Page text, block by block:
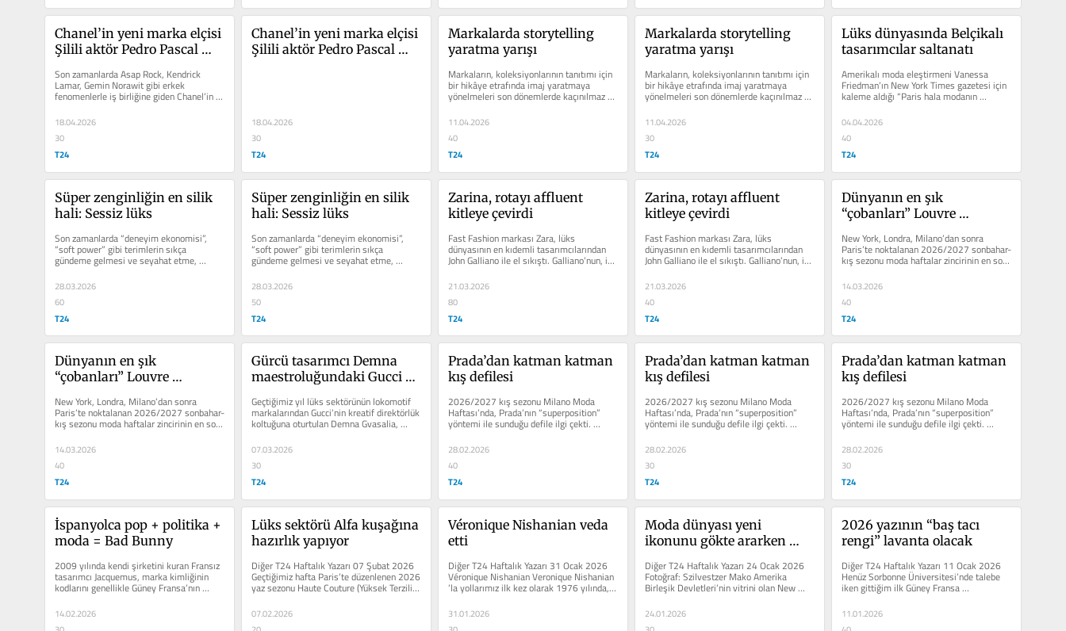
Chanel’in yeni marka elçisi
Şilili aktör Pedro Pascal
Son zamanlarda Asap Rock, Kendrick
Lamar, Gemin Norawit gibi erkek
fenomenlerle iş birliğine giden Chanel’in
son olarak Pedro Pascal’ı seçmesi...
18.04.2026
30
T24
Chanel’in yeni marka elçisi
Şilili aktör Pedro Pascal
18.04.2026
30
T24
Markalarda storytelling
yaratma yarışı
Markaların, koleksiyonlarının tanıtımı için
bir hikâye etrafında imaj yaratmaya
yönelmeleri son dönemlerde kaçınılmaz bir
strateji...
11.04.2026
40
T24
Markalarda storytelling
yaratma yarışı
Markaların, koleksiyonlarının tanıtımı için
bir hikâye etrafında imaj yaratmaya
yönelmeleri son dönemlerde kaçınılmaz bir
strateji...
11.04.2026
30
T24
Lüks dünyasında Belçikalı
tasarımcılar saltanatı
Amerikalı moda eleştirmeni Vanessa
Friedman’ın New York Times gazetesi için
kaleme aldığı “Paris hala modanın
başkenti mi?” başlıklı...
04.04.2026
40
T24
Süper zenginliğin en silik
hali: Sessiz lüks
Son zamanlarda “deneyim ekonomisi”,
“soft power” gibi terimlerin sıkça
gündeme gelmesi ve seyahat etme,
otelcilik gibi olguların da yön...
28.03.2026
60
T24
Süper zenginliğin en silik
hali: Sessiz lüks
Son zamanlarda “deneyim ekonomisi”,
“soft power” gibi terimlerin sıkça
gündeme gelmesi ve seyahat etme,
otelcilik gibi olguların da yön...
28.03.2026
50
T24
Zarina, rotayı affluent
kitleye çevirdi
Fast Fashion markası Zara, lüks
dünyasının en kıdemli tasarımcılarından
John Galliano ile el sıkıştı. Galliano’nun, iki
21.03.2026
80
T24
Zarina, rotayı affluent
kitleye çevirdi
Fast Fashion markası Zara, lüks
dünyasının en kıdemli tasarımcılarından
John Galliano ile el sıkıştı. Galliano’nun, iki
21.03.2026
40
T24
Dünyanın en şık
“çobanları” Louvre
New York, Londra, Milano’dan sonra
Paris’te noktalanan 2026/2027 sonbahar-
kış sezonu moda haftalar zincirinin en son
halkasında Louis Vuitton,...
14.03.2026
40
T24
Dünyanın en şık
“çobanları” Louvre
New York, Londra, Milano’dan sonra
Paris’te noktalanan 2026/2027 sonbahar-
kış sezonu moda haftalar zincirinin en son
halkasında Louis Vuitton,...
14.03.2026
40
T24
Gürcü tasarımcı Demna
maestroluğundaki Gucci
yüzünü güldürecek mi?
Geçtiğimiz yıl lüks sektörünün lokomotif
markalarından Gucci’nin kreatif direktörlük
koltuğuna oturtulan Demna Gvasalia,
Milano’da...
07.03.2026
30
T24
Prada’dan katman katman
kış defilesi
2026/2027 kış sezonu Milano Moda
Haftası’nda, Prada’nın “superposition”
yöntemi ile sunduğu defile ilgi çekti.
Sadece 15 mankenle 60...
28.02.2026
40
T24
Prada’dan katman katman
kış defilesi
2026/2027 kış sezonu Milano Moda
Haftası’nda, Prada’nın “superposition”
yöntemi ile sunduğu defile ilgi çekti.
Sadece 15 mankenle 60...
28.02.2026
30
T24
Prada’dan katman katman
kış defilesi
2026/2027 kış sezonu Milano Moda
Haftası’nda, Prada’nın “superposition”
yöntemi ile sunduğu defile ilgi çekti.
Sadece 15 mankenle 60...
28.02.2026
30
T24
İspanyolca pop + politika +
moda = Bad Bunny
2009 yılında kendi şirketini kuran Fransız
tasarımcı Jacquemus, marka kimliğinin
kodlarını genellikle Güney Fransa’nın
doğasında...
14.02.2026
Lüks sektörü Alfa kuşağına
hazırlık yapıyor
Diğer T24 Haftalık Yazarı 07 Şubat 2026
Geçtiğimiz hafta Paris’te düzenlenen 2026
yaz sezonu Haute Couture (Yüksek Terzilik)
Moda...
07.02.2026
Véronique Nishanian veda
etti
Diğer T24 Haftalık Yazarı 31 Ocak 2026
Véronique Nishanian Veronique Nishanian
’la yollarımız ilk kez olarak 1976 yılında,
Paris’in...
31.01.2026
Moda dünyası yeni
ikonunu gökte ararken
Diğer T24 Haftalık Yazarı 24 Ocak 2026
Fotoğraf: Szilvestzer Mako Amerika
Birleşik Devletleri’nin vitrini olan New
York, son yerel...
24.01.2026
2026 yazının “baş tacı
rengi” lavanta olacak
Diğer T24 Haftalık Yazarı 11 Ocak 2026
Henüz Sorbonne Üniversitesi’nde talebe
iken gittiğim ilk Güney Fransa
seyahatimde, Provence...
11.01.2026